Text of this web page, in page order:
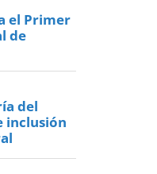
el Primer
de
del
inclusión